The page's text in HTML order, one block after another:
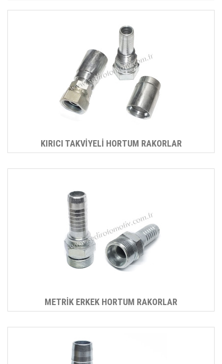
KIRICI TAKVİYELİ HORTUM RAKORLAR
METRİK ERKEK HORTUM RAKORLAR